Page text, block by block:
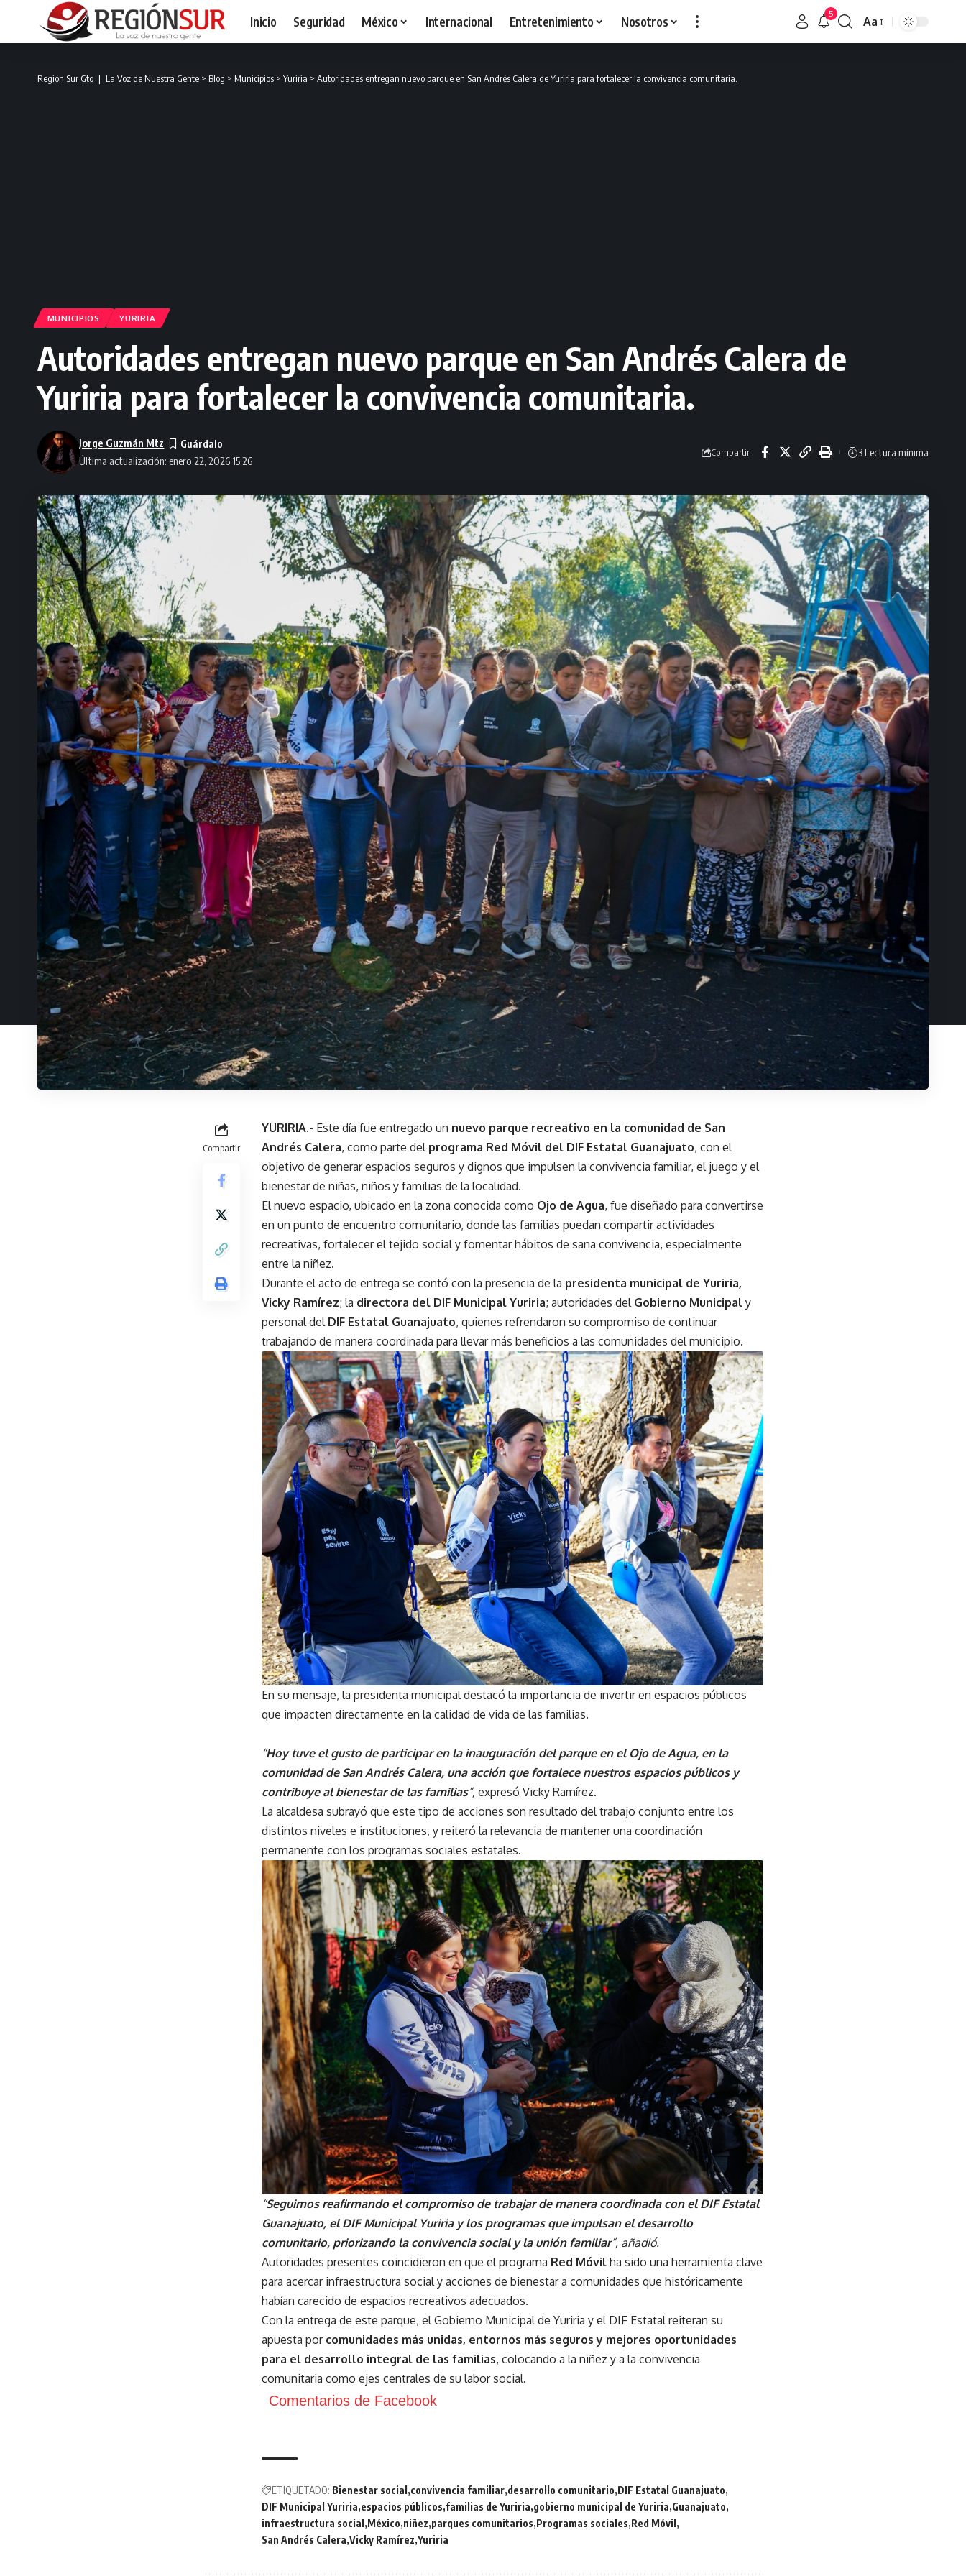
Inicio Seguridad México Internacional Entretenimiento Nosotros 5
Aa
Región Sur Gto ❘ La Voz de Nuestra Gente > Blog > Municipios > Yuriria > Autoridades entregan nuevo parque en San Andrés Calera de Yuriria para fortalecer la convivencia comunitaria.
MUNICIPIOS YURIRIA
Autoridades entregan nuevo parque en San Andrés Calera de
Yuriria para fortalecer la convivencia comunitaria.
Última actualización: enero 22, 2026 15:26
Jorge Guzmán Mtz
Compartir 3 Lectura mínima
Compartir
YURIRIA.- Este día fue entregado un nuevo parque recreativo en la comunidad de San
Andrés Calera, como parte del programa Red Móvil del DIF Estatal Guanajuato, con el
objetivo de generar espacios seguros y dignos que impulsen la convivencia familiar, el juego y el
bienestar de niñas, niños y familias de la localidad.
El nuevo espacio, ubicado en la zona conocida como Ojo de Agua, fue diseñado para convertirse
en un punto de encuentro comunitario, donde las familias puedan compartir actividades
recreativas, fortalecer el tejido social y fomentar hábitos de sana convivencia, especialmente
entre la niñez.
Durante el acto de entrega se contó con la presencia de la presidenta municipal de Yuriria,
Vicky Ramírez; la directora del DIF Municipal Yuriria; autoridades del Gobierno Municipal y
personal del DIF Estatal Guanajuato, quienes refrendaron su compromiso de continuar
trabajando de manera coordinada para llevar más beneficios a las comunidades del municipio.
En su mensaje, la presidenta municipal destacó la importancia de invertir en espacios públicos
que impacten directamente en la calidad de vida de las familias.
“Hoy tuve el gusto de participar en la inauguración del parque en el Ojo de Agua, en la
comunidad de San Andrés Calera, una acción que fortalece nuestros espacios públicos y
contribuye al bienestar de las familias”, expresó Vicky Ramírez.
La alcaldesa subrayó que este tipo de acciones son resultado del trabajo conjunto entre los
distintos niveles e instituciones, y reiteró la relevancia de mantener una coordinación
permanente con los programas sociales estatales.
“Seguimos reafirmando el compromiso de trabajar de manera coordinada con el DIF Estatal
Guanajuato, el DIF Municipal Yuriria y los programas que impulsan el desarrollo
comunitario, priorizando la convivencia social y la unión familiar”, añadió.
Autoridades presentes coincidieron en que el programa Red Móvil ha sido una herramienta clave
para acercar infraestructura social y acciones de bienestar a comunidades que históricamente
habían carecido de espacios recreativos adecuados.
Con la entrega de este parque, el Gobierno Municipal de Yuriria y el DIF Estatal reiteran su
apuesta por comunidades más unidas, entornos más seguros y mejores oportunidades
para el desarrollo integral de las familias, colocando a la niñez y a la convivencia
comunitaria como ejes centrales de su labor social.
Comentarios de Facebook
ETIQUETADO: Bienestar social convivencia familiar desarrollo comunitario DIF Estatal Guanajuato
DIF Municipal Yuriria espacios públicos familias de Yuriria gobierno municipal de Yuriria Guanajuato
infraestructura social México niñez parques comunitarios Programas sociales Red Móvil
San Andrés Calera Vicky Ramírez Yuriria